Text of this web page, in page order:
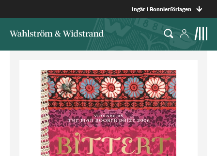
Ingår i Bonnierförlagen